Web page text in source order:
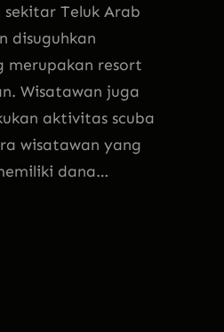
Teluk Arab
disuguhkan
merupakan resort
Wisatawan juga
aktivitas scuba
wisatawan yang
dana…